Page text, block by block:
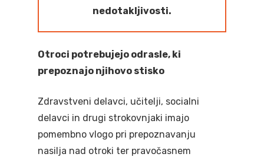
nedotakljivosti.
Otroci potrebujejo odrasle, ki
prepoznajo njihovo stisko
Zdravstveni delavci, učitelji, socialni
delavci in drugi strokovnjaki imajo
pomembno vlogo pri prepoznavanju
nasilja nad otroki ter pravočasnem